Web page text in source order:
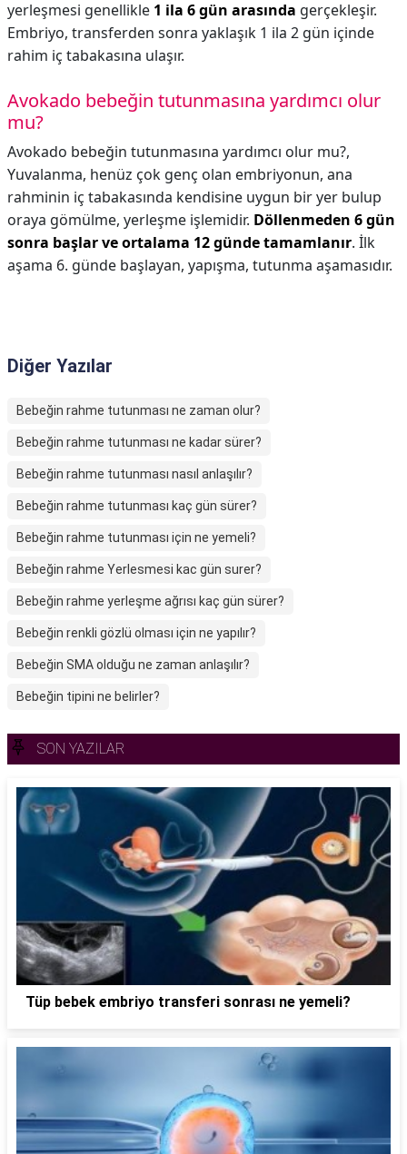
yerleşmesi genellikle 1 ila 6 gün arasında gerçekleşir.
Embriyo, transferden sonra yaklaşık 1 ila 2 gün içinde
rahim iç tabakasına ulaşır.
Avokado bebeğin tutunmasına yardımcı olur
mu?
Avokado bebeğin tutunmasına yardımcı olur mu?,
Yuvalanma, henüz çok genç olan embriyonun, ana
rahminin iç tabakasında kendisine uygun bir yer bulup
oraya gömülme, yerleşme işlemidir. Döllenmeden 6 gün
sonra başlar ve ortalama 12 günde tamamlanır. İlk
aşama 6. günde başlayan, yapışma, tutunma aşamasıdır.
Diğer Yazılar
Bebeğin rahme tutunması ne zaman olur?
Bebeğin rahme tutunması ne kadar sürer?
Bebeğin rahme tutunması nasıl anlaşılır?
Bebeğin rahme tutunması kaç gün sürer?
Bebeğin rahme tutunması için ne yemeli?
Bebeğin rahme Yerlesmesi kac gün surer?
Bebeğin rahme yerleşme ağrısı kaç gün sürer?
Bebeğin renkli gözlü olması için ne yapılır?
Bebeğin SMA olduğu ne zaman anlaşılır?
Bebeğin tipini ne belirler?
SON YAZILAR
Tüp bebek embriyo transferi sonrası ne yemeli?